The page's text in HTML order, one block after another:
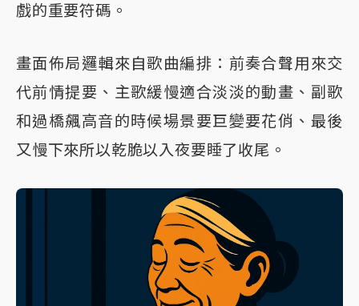
戲的重要符碼。
畫面佈局邏輯來自歌曲編排：前奏合聲用來交
代前情提要、主歌緩慢適合淡淡的動畫、副歌
和過橋飆高音的時候場景要巨變要花俏、最後
又慢下來所以乾脆以入夜要睡了收尾。